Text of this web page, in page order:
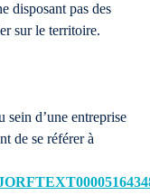
disposant pas des
sur le territoire.
sein d’une entreprise
de se référer à